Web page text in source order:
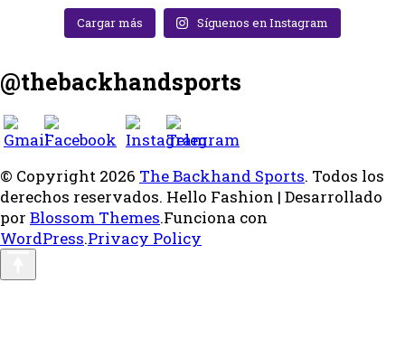
Cargar más Síguenos en Instagram
@thebackhandsports
© Copyright 2026 The Backhand Sports. Todos los
derechos reservados. Hello Fashion | Desarrollado
por Blossom Themes.Funciona con
WordPress.Privacy Policy